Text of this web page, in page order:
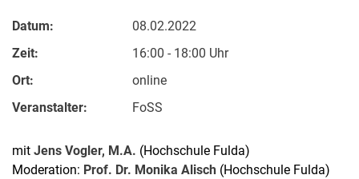
Datum:
08.02.2022
Zeit:
16:00 - 18:00 Uhr
Ort:
online
Veranstalter:
FoSS
mit Jens Vogler, M.A. (Hochschule Fulda)
Moderation: Prof. Dr. Monika Alisch (Hochschule Fulda)